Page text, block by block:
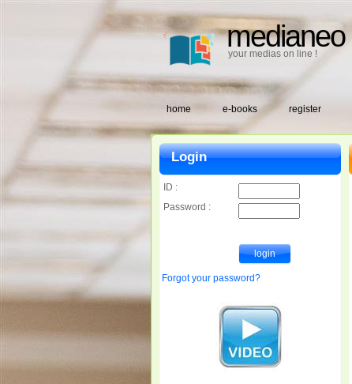
medianeo
your medias on line !
home e-books register
Login
ID :
Password :
Forgot your password?